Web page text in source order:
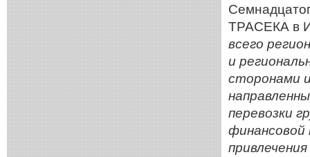
ТРАСЕКА в
всего
и
сторонами
перевозки
финансовой